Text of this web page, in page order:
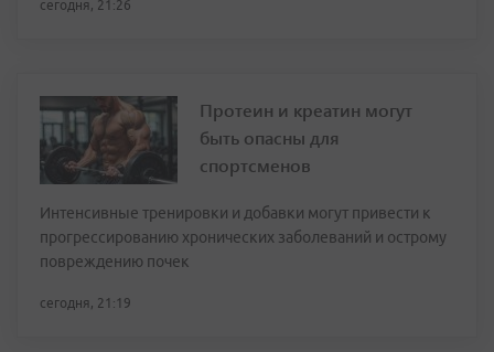
сегодня, 21:26
Протеин и креатин могут
быть опасны для
спортсменов
Интенсивные тренировки и добавки могут привести к
прогрессированию хронических заболеваний и острому
повреждению почек
сегодня, 21:19